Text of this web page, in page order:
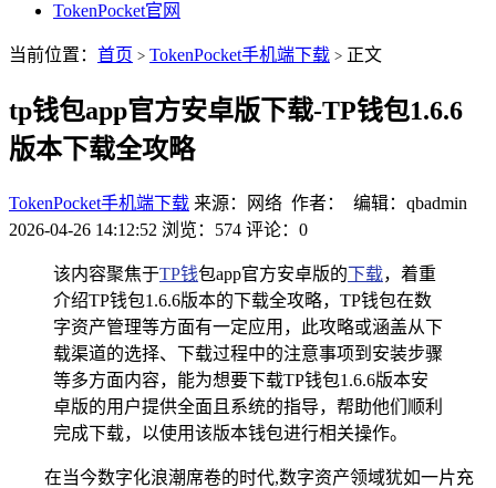
TokenPocket官网
当前位置： 首页 > TokenPocket手机端下载 > 正文
tp钱包app官方安卓版下载-TP钱包1.6.6
版本下载全攻略
TokenPocket手机端下载 来源：网络 作者： 编辑：qbadmin
2026-04-26 14:12:52 浏览：574 评论：0
该内容聚焦于TP钱包app官方安卓版的下载，着重
介绍TP钱包1.6.6版本的下载全攻略，TP钱包在数
字资产管理等方面有一定应用，此攻略或涵盖从下
载渠道的选择、下载过程中的注意事项到安装步骤
等多方面内容，能为想要下载TP钱包1.6.6版本安
卓版的用户提供全面且系统的指导，帮助他们顺利
完成下载，以使用该版本钱包进行相关操作。
在当今数字化浪潮席卷的时代,数字资产领域犹如一片充